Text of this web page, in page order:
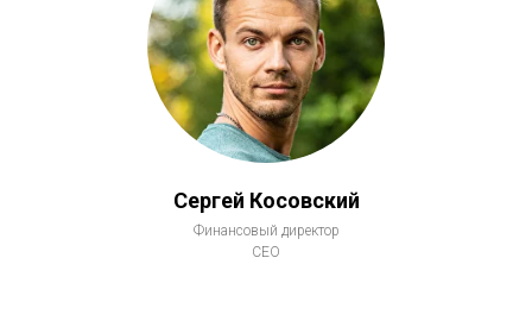
Сергей Косовский
Финансовый директор
CEO